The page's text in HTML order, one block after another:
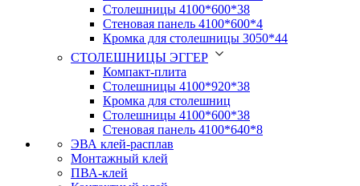
Столешницы 4100*600*38
Стеновая панель 4100*600*4
Кромка для столешницы 3050*44
СТОЛЕШНИЦЫ ЭГГЕР
Компакт-плита
Столешницы 4100*920*38
Кромка для столешниц
Столешницы 4100*600*38
Стеновая панель 4100*640*8
ЭВА клей-расплав
Монтажный клей
ПВА-клей